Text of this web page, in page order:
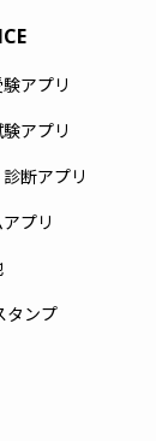
アプリ
アプリ
断アプリ
プリ
タンプ